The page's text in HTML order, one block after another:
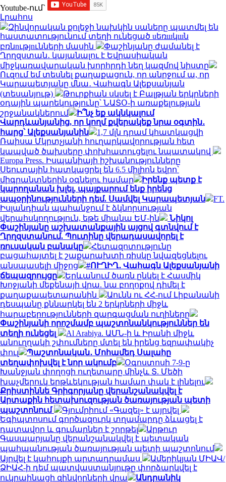
Youtube-ում`
Լրահոս
Զինվորական քոլեջի նախկին սաները պատմել են
հաստատությունում տեղի ունեցած uեռшկшն
բռնnւթյnւնների մասին
Փաշինյանը ժամանել է
Ղրղզստան․ կայանալու է Եվրասիական
միջկառավարական խորհրդի նեղ կազմով նիստը
Ուզում եմ տեսնել քաղաքացուն, որ անրջում ա, որ
Կարապետյանը մնա․ Վահագն Ալեքսանյան
(տեսանյութ)
Թուրքիան սկսել է Բալթյան երկրների
օդային պարեկությունը՝ ՆԱՏՕ-ի առաքելության
շրջանակներում
Ի՞նչ եք ակնկալում
Վարդևանյանից, որ կողմ քվերակեք նրա օգտին․
հարց՝ Ալեքսանյանին
1,7 մլն դրամ կհատկացվի
Ռաիսա Մկրտչյանի հուղարկավորության հետ
կապված ծախսերը փոխհատուցելու նպատակով
Europa Press. Իսպանիայի իշխանությունները
Սեուտային հատկացրել են 6.5 միլիոն եվրո՝
միգրանտներին օգնելու համար
Իրենք պետք է
կարողանան խլել, պայքարում ենք իրենց
ապօրինությունների դեմ. Սամվել Կարապետյան
FT.
Իսլանդիան պահանջում է ձկնորսության
վերահսկողություն, եթե միանա ԵՄ-ին
Նիկոլ
Փաշինյանը աշխատանքային այցով գտնվում է
Ղրղզստանում. Պուտինը վերադասավորել է
ռուսական բանակը
Հետազոտությունը
բացահայտել է շաքարախտի ռիսկը նվազեցնելու
անսպասելի միջոց
#ՈՒՂԻՂ․ Վահագն Ալեքսանյանի
ճեպազրույցը
Երևանում ծառն ընկել է Հասմիկ
Խոջյանի մեքենայի վրա. նա բողոքով դիմել է
քաղաքապետարանին
Աունն ու ՀՀ-ում Լիբանանի
դեսպանը քննարկել են 2 երկրների միջև
հարաբերությունների զարգացման ուղիները
Փաշինյանի որոշմամբ պաշտոնանկություններ են
տեղի ունեցել
Al Arabiya. ԱՄՆ-ի և Իրանի միջև
անուղղակի շփումները մտել են իրենց եզրափակիչ
փուլ
Պաշտոնական․ Մոհամեդ Սալահը
տեղափոխվել է նոր ակումբ
Օգոստոսի 7-9-ը
Խանջյան փողոցի ուղետարը մինչև Տ. Մեծի
խաչմերուկ երթևեկության համար փակ է լինելու
Քրիստիննե Գրիգորյանը վերանշանակվել է
Արտաքին հետախուզության ծառայության պետի
պաշտոնում
Գյումրիում «Գազել» է այրվել
Եգիպտոսում գործազուրկ տղամարդը ձևացել է
դատավոր և գումարներ է շորթել
Արթուր
Գասպարյանը վերանշանակվել է պետական
պահպանության ծառայության պետի պաշտոնում
Այրվել է կահույքի արտադրամաս
Ամերիկյան ՄԻԱՎ/
ՁԻԱՀ-ի դեմ պատվաստանյութը փորձարկվել է
ուկրաինացի զինվորների վրա
Անդրանիկ